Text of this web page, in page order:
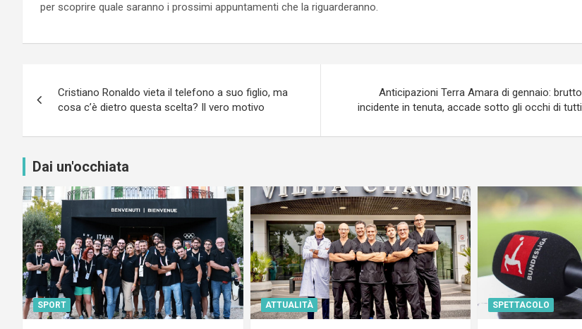
per scoprire quale saranno i prossimi appuntamenti che la riguarderanno.
articoli
Cristiano Ronaldo vieta il telefono a suo figlio, ma
cosa c’è dietro questa scelta? Il vero motivo
Anticipazioni Terra Amara di gennaio: brutto
incidente in tenuta, accade sotto gli occhi di tutti
Dai un'occhiata
SPORT ATTUALITÀ SPETTACOLO